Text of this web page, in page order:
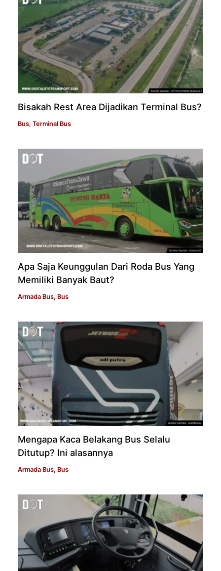
Bisakah Rest Area Dijadikan Terminal Bus?
Bus,Terminal Bus
Apa Saja Keunggulan Dari Roda Bus Yang
Memiliki Banyak Baut?
Armada Bus, Bus
Mengapa Kaca Belakang Bus Selalu
Ditutup? Ini alasannya
Armada Bus, Bus